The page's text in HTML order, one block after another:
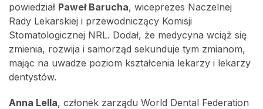
powiedział Paweł Barucha, wiceprezes Naczelnej
Rady Lekarskiej i przewodniczący Komisji
Stomatologicznej NRL. Dodał, że medycyna wciąż się
zmienia, rozwija i samorząd sekunduje tym zmianom,
mając na uwadze poziom kształcenia lekarzy i lekarzy
dentystów.
Anna Lella, członek zarządu World Dental Federation